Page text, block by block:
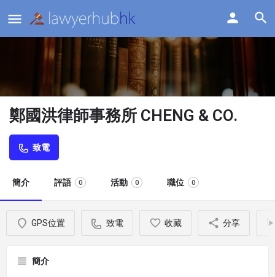
鄭國洪律師事務所 CHENG & CO.
致電
簡介 評語 0 活動 0 職位 0
GPS位置 致電 收藏 分享
簡介